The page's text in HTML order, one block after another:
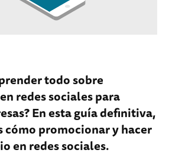
todo sobre
redes sociales para
En esta guía definitiva,
cómo promocionar y hacer
en redes sociales.